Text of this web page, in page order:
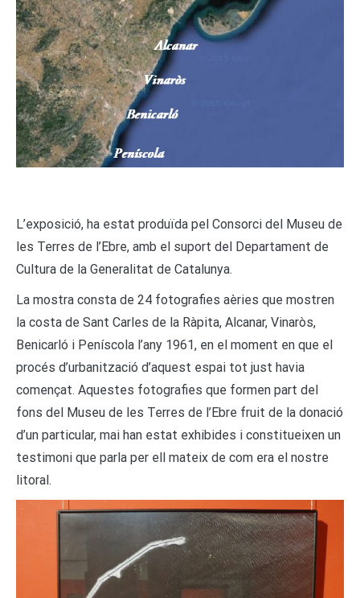
L’exposició, ha estat produïda pel Consorci del Museu de
les Terres de l’Ebre, amb el suport del Departament de
Cultura de la Generalitat de Catalunya.
La mostra consta de 24 fotografies aèries que mostren
la costa de Sant Carles de la Ràpita, Alcanar, Vinaròs,
Benicarló i Peníscola l’any 1961, en el moment en que el
procés d’urbanització d’aquest espai tot just havia
començat. Aquestes fotografies que formen part del
fons del Museu de les Terres de l’Ebre fruit de la donació
d’un particular, mai han estat exhibides i constitueixen un
testimoni que parla per ell mateix de com era el nostre
litoral.